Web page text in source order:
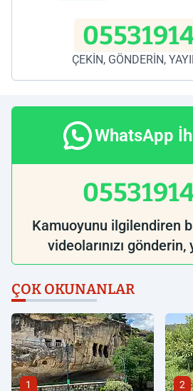
ÇEKİN, GÖNDERİN,
WhatsApp
Kamuoyunu ilgilendiren
videolarınızı gönderin,
ÇOK OKUNANLAR
1 2